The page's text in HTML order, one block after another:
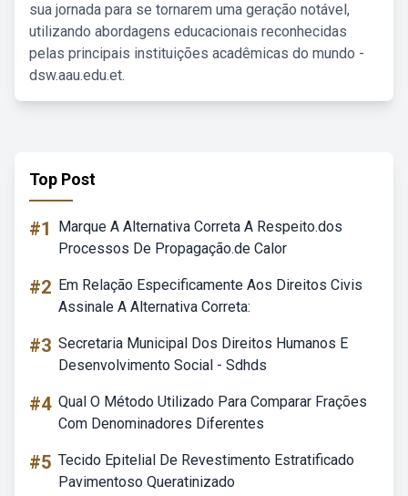
sua jornada para se tornarem uma geração notável,
utilizando abordagens educacionais reconhecidas
pelas principais instituições acadêmicas do mundo -
dsw.aau.edu.et.
Top Post
#1
Marque A Alternativa Correta A Respeito.dos
Processos De Propagação.de Calor
#2 Em Relação Especificamente Aos Direitos Civis
Assinale A Alternativa Correta:
#3 Secretaria Municipal Dos Direitos Humanos E
Desenvolvimento Social - Sdhds
#4 Qual O Método Utilizado Para Comparar Frações
Com Denominadores Diferentes
#5 Tecido Epitelial De Revestimento Estratificado
Pavimentoso Queratinizado